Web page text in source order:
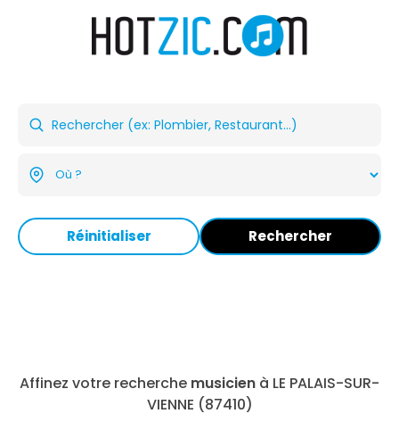
Réinitialiser Rechercher
Affinez votre recherche musicien à LE PALAIS-SUR-
VIENNE (87410)